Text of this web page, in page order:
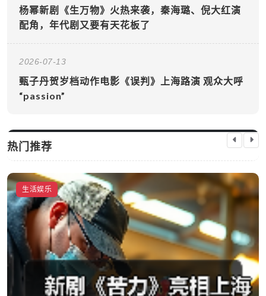
杨幂新剧《生万物》火热来袭，秦海璐、倪大红演
配角，年代剧又要有天花板了
2026-07-13
甄子丹贺岁档动作电影《误判》上海路演 观众大呼
“passion”
热门推荐
生活娱乐